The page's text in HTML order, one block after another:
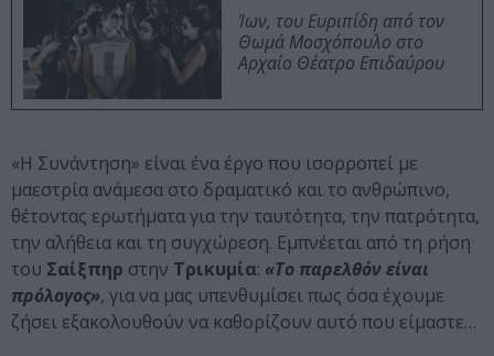
Ίων, του Ευριπίδη από τον
Θωμά Μοσχόπουλο στο
Αρχαίο Θέατρο Επιδαύρου
«Η Συνάντηση» είναι ένα έργο που ισορροπεί με
μαεστρία ανάμεσα στο δραματικό και το ανθρώπινο,
θέτοντας ερωτήματα για την ταυτότητα, την πατρότητα,
την αλήθεια και τη συγχώρεση. Εμπνέεται από τη ρήση
του Σαίξπηρ στην Τρικυμία: «Το παρελθόν είναι
πρόλογος», για να μας υπενθυμίσει πως όσα έχουμε
ζήσει εξακολουθούν να καθορίζουν αυτό που είμαστε…